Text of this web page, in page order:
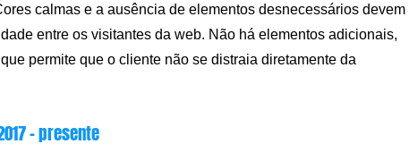
calmas e a ausência de elementos desnecessários devem
entre os visitantes da web. Não há elementos adicionais,
permite que o cliente não se distraia diretamente da
– presente